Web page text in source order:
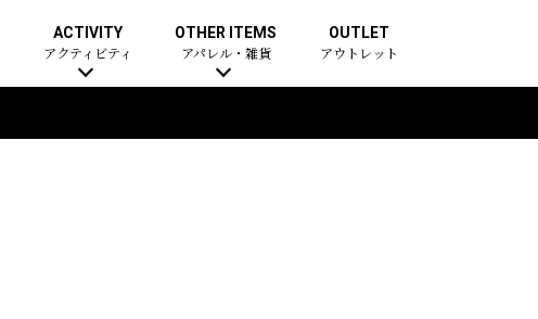
ACTIVITY
アクティビティ
OTHER ITEMS
アパレル・雑貨
OUTLET
アウトレット